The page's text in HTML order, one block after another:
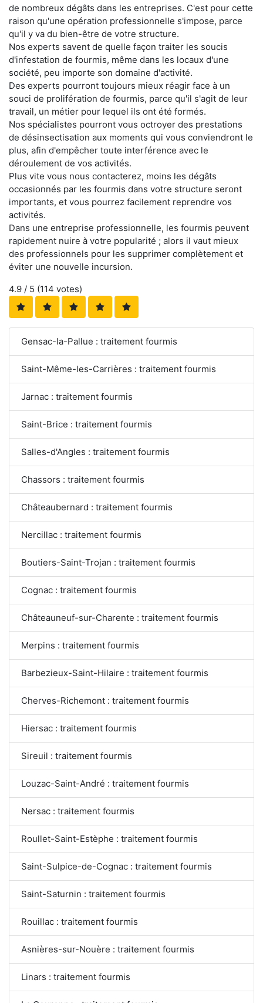
de nombreux dégâts dans les entreprises. C'est pour cette
raison qu'une opération professionnelle s'impose, parce
qu'il y va du bien-être de votre structure.
Nos experts savent de quelle façon traiter les soucis
d'infestation de fourmis, même dans les locaux d'une
société, peu importe son domaine d'activité.
Des experts pourront toujours mieux réagir face à un
souci de prolifération de fourmis, parce qu'il s'agit de leur
travail, un métier pour lequel ils ont été formés.
Nos spécialistes pourront vous octroyer des prestations
de désinsectisation aux moments qui vous conviendront le
plus, afin d'empêcher toute interférence avec le
déroulement de vos activités.
Plus vite vous nous contacterez, moins les dégâts
occasionnés par les fourmis dans votre structure seront
importants, et vous pourrez facilement reprendre vos
activités.
Dans une entreprise professionnelle, les fourmis peuvent
rapidement nuire à votre popularité ; alors il vaut mieux
des professionnels pour les supprimer complètement et
éviter une nouvelle incursion.
4.9 / 5 (114 votes)
Gensac-la-Pallue : traitement fourmis
Saint-Même-les-Carrières : traitement fourmis
Jarnac : traitement fourmis
Saint-Brice : traitement fourmis
Salles-d'Angles : traitement fourmis
Chassors : traitement fourmis
Châteaubernard : traitement fourmis
Nercillac : traitement fourmis
Boutiers-Saint-Trojan : traitement fourmis
Cognac : traitement fourmis
Châteauneuf-sur-Charente : traitement fourmis
Merpins : traitement fourmis
Barbezieux-Saint-Hilaire : traitement fourmis
Cherves-Richemont : traitement fourmis
Hiersac : traitement fourmis
Sireuil : traitement fourmis
Louzac-Saint-André : traitement fourmis
Nersac : traitement fourmis
Roullet-Saint-Estèphe : traitement fourmis
Saint-Sulpice-de-Cognac : traitement fourmis
Saint-Saturnin : traitement fourmis
Rouillac : traitement fourmis
Asnières-sur-Nouère : traitement fourmis
Linars : traitement fourmis